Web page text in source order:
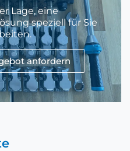
Lage, eine
speziell für Sie
anfordern